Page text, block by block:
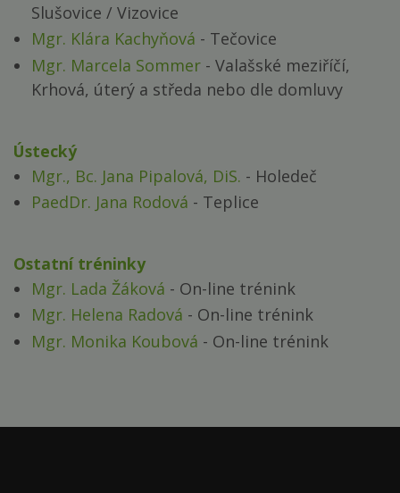
Slušovice / Vizovice
Mgr. Klára Kachyňová - Tečovice
Mgr. Marcela Sommer - Valašské meziříčí,
Krhová, úterý a středa nebo dle domluvy
Ústecký
Mgr., Bc. Jana Pipalová, DiS. - Holedeč
PaedDr. Jana Rodová - Teplice
Ostatní tréninky
Mgr. Lada Žáková - On-line trénink
Mgr. Helena Radová - On-line trénink
Mgr. Monika Koubová - On-line trénink